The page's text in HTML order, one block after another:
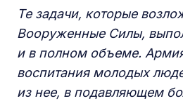
Те задачи, которые
Вооруженные Силы,
и в полном объеме.
воспитания молодых
из нее, в подавляющем